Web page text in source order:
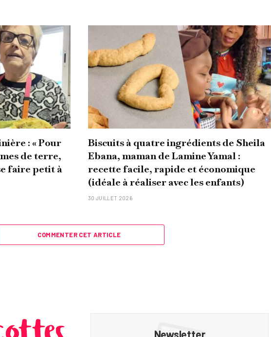
: « Pour
de terre,
faire petit à
Biscuits à quatre ingrédients de Sheila
Ebana, maman de Lamine Yamal :
recette facile, rapide et économique
(idéale à réaliser avec les enfants)
30 JUILLET 2026
COMMENTER CET ARTICLE
Newsletter